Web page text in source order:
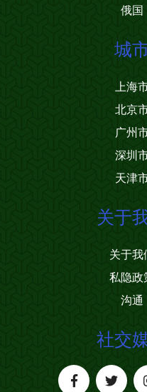
俄国
城
上海
北京
广州
深圳
天津
关于
关于我
私隐政
沟通
社交